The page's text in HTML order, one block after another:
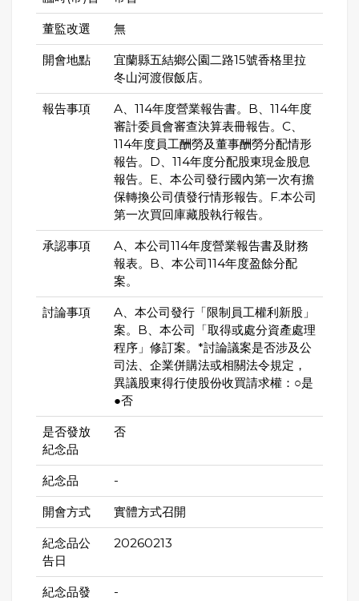
董監改選 無
開會地點
宜蘭縣五結鄉公園二路15號香格里拉
冬山河渡假飯店。
報告事項
A、114年度營業報告書。B、114年度
審計委員會審查決算表冊報告。C、
114年度員工酬勞及董事酬勞分配情形
報告。D、114年度分配股東現金股息
報告。E、本公司發行國內第一次有擔
保轉換公司債發行情形報告。F.本公司
第一次買回庫藏股執行報告。
承認事項
A、本公司114年度營業報告書及財務
報表。B、本公司114年度盈餘分配
案。
討論事項
A、本公司發行「限制員工權利新股」
案。B、本公司「取得或處分資產處理
程序」修訂案。*討論議案是否涉及公
司法、企業併購法或相關法令規定，
異議股東得行使股份收買請求權：○是
●否
是否發放
紀念品
否
紀念品 -
開會方式 實體方式召開
紀念品公
告日
20260213
紀念品發
-